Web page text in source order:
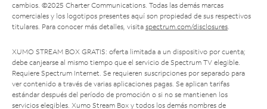
cambios. ©2025 Charter Communications. Todas las demás marcas
comerciales y los logotipos presentes aquí son propiedad de sus respectivos
titulares. Para conocer más detalles, visita spectrum.com/disclosures.
XUMO STREAM BOX GRATIS: oferta limitada a un dispositivo por cuenta;
debe canjearse al mismo tiempo que el servicio de Spectrum TV elegible.
Requiere Spectrum Internet. Se requieren suscripciones por separado para
ver contenido a través de varias aplicaciones pagas. Se aplican tarifas
estándar después del período de promoción o si no se mantienen los
servicios elegibles. Xumo Stream Box y todos los demás nombres de